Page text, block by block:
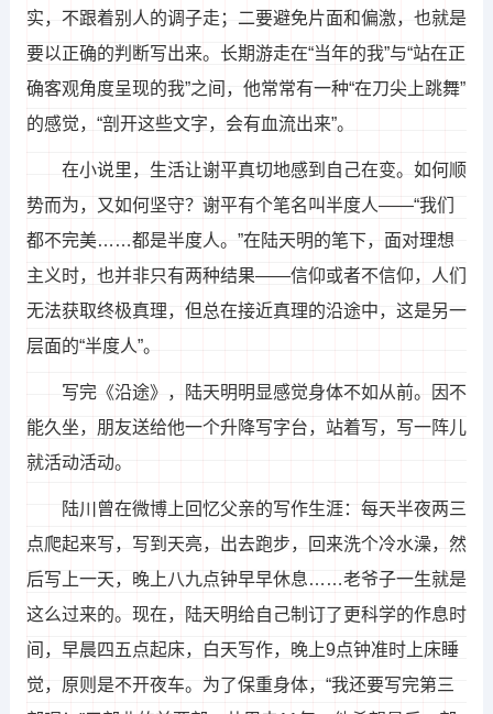
实，不跟着别人的调子走；二要避免片面和偏激，也就是
要以正确的判断写出来。长期游走在“当年的我”与“站在正
确客观角度呈现的我”之间，他常常有一种“在刀尖上跳舞”
的感觉，“剖开这些文字，会有血流出来”。
在小说里，生活让谢平真切地感到自己在变。如何顺
势而为，又如何坚守？谢平有个笔名叫半度人——“我们
都不完美……都是半度人。”在陆天明的笔下，面对理想
主义时，也并非只有两种结果——信仰或者不信仰，人们
无法获取终极真理，但总在接近真理的沿途中，这是另一
层面的“半度人”。
写完《沿途》，陆天明明显感觉身体不如从前。因不
能久坐，朋友送给他一个升降写字台，站着写，写一阵儿
就活动活动。
陆川曾在微博上回忆父亲的写作生涯：每天半夜两三
点爬起来写，写到天亮，出去跑步，回来洗个冷水澡，然
后写上一天，晚上八九点钟早早休息……老爷子一生就是
这么过来的。现在，陆天明给自己制订了更科学的作息时
间，早晨四五点起床，白天写作，晚上9点钟准时上床睡
觉，原则是不开夜车。为了保重身体，“我还要写完第三